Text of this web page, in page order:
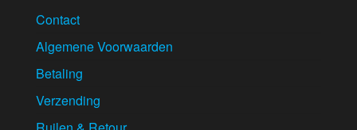
Contact
Algemene Voorwaarden
Betaling
Verzending